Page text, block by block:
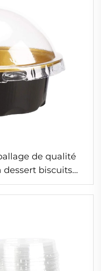
de qualité
dessert biscuits
en feuille
50 ml